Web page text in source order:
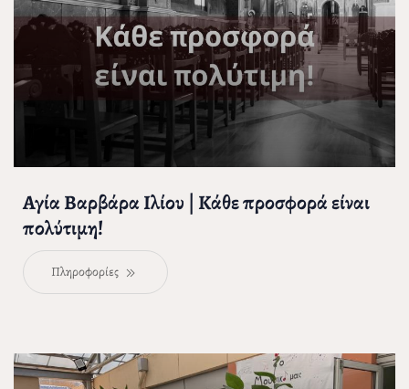
Αγία Βαρβάρα Ιλίου | Κάθε προσφορά είναι
πολύτιμη!
Πληροφορίες